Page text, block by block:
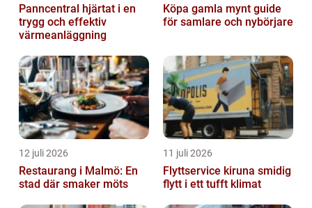
Panncentral hjärtat i en
trygg och effektiv
värmeanläggning
Köpa gamla mynt guide
för samlare och nybörjare
12 juli 2026
Restaurang i Malmö: En
stad där smaker möts
11 juli 2026
Flyttservice kiruna smidig
flytt i ett tufft klimat